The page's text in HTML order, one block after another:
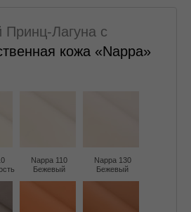
Лагуна с
кожа «Nappa»
Nappa 110
Бежевый
Nappa 130
Бежевый